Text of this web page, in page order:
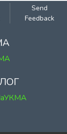
Send
Feedback